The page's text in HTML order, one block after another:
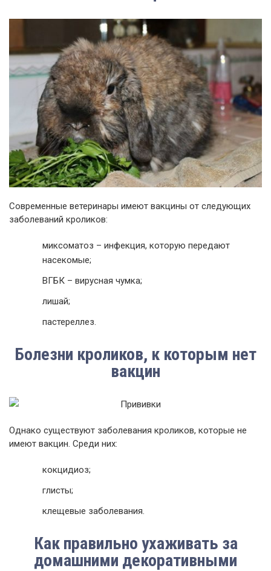
Современные ветеринары имеют вакцины от следующих
заболеваний кроликов:
миксоматоз – инфекция, которую передают
насекомые;
ВГБК – вирусная чумка;
лишай;
пастереллез.
Болезни кроликов, к которым нет
вакцин
Однако существуют заболевания кроликов, которые не
имеют вакцин. Среди них:
кокцидиоз;
глисты;
клещевые заболевания.
Как правильно ухаживать за
домашними декоративными